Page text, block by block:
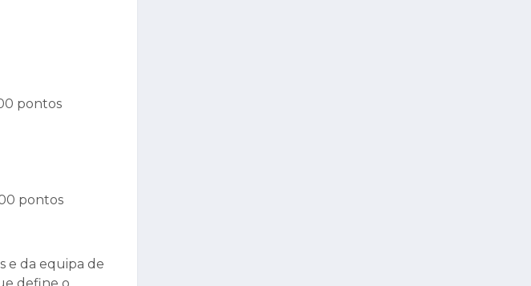
pontos
pontos
e da equipa de